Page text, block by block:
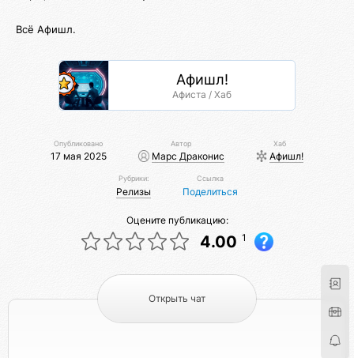
Всё Афишл.
Афишл!
Афиста / Хаб
Опубликовано
17 мая 2025
Автор
Марс Драконис
Хаб
Афишл!
Рубрики:
Релизы
Ссылка
Поделиться
Оцените публикацию:
4.00 1
Открыть чат